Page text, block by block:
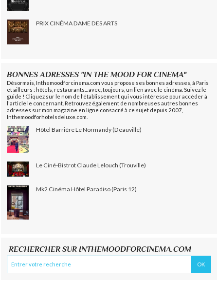
PRIX CINÉMA DAME DES ARTS
BONNES ADRESSES "IN THE MOOD FOR CINEMA"
Désormais, Inthemoodforcinema.com vous propose ses bonnes adresses, à Paris
et ailleurs : hôtels, restaurants... avec, toujours, un lien avec le cinéma. Suivez le
guide ! Cliquez sur le nom de l'établissement qui vous intéresse pour accéder à
l'article le concernant. Retrouvez également de nombreuses autres bonnes
adresses sur mon magazine en ligne consacré à ce sujet depuis 2007,
Inthemoodforhotelsdeluxe.com.
Hôtel Barrière Le Normandy (Deauville)
Le Ciné-Bistrot Claude Lelouch (Trouville)
Mk2 Cinéma Hôtel Paradiso (Paris 12)
RECHERCHER SUR INTHEMOODFORCINEMA.COM